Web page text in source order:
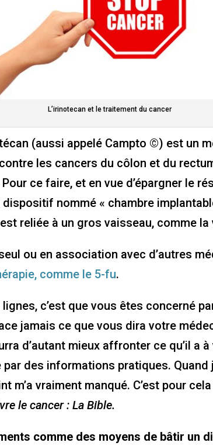
L’irinotecan et le traitement du cancer
(aussi appelé Campto ©) est un
les cancers du côlon et du
ce faire, et en vue d’épargner le
nommé « chambre
reliée à un gros vaisseau, comme la
ou en association avec d’autres
comme le 5-fu.
c’est que vous êtes concerné
jamais ce que vous dira votre
d’autant mieux affronter ce qu’il a
par des informations pratiques. Quand
m’a vraiment manqué. C’est pour
le cancer : La Bible.
comme des moyens de bâtir un